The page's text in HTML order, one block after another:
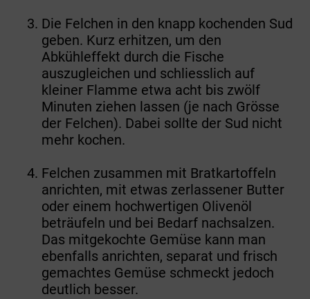
Die Felchen in den knapp kochenden Sud
geben. Kurz erhitzen, um den
Abkühleffekt durch die Fische
auszugleichen und schliesslich auf
kleiner Flamme etwa acht bis zwölf
Minuten ziehen lassen (je nach Grösse
der Felchen). Dabei sollte der Sud nicht
mehr kochen.
Felchen zusammen mit Bratkartoffeln
anrichten, mit etwas zerlassener Butter
oder einem hochwertigen Olivenöl
beträufeln und bei Bedarf nachsalzen.
Das mitgekochte Gemüse kann man
ebenfalls anrichten, se­pa­rat und frisch
gemachtes Gemüse schmeckt jedoch
deutlich besser.